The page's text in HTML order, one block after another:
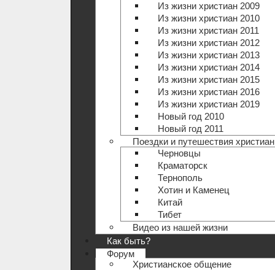
Из жизни христиан 2009
Из жизни христиан 2010
Из жизни христиан 2011
Из жизни христиан 2012
Из жизни христиан 2013
Из жизни христиан 2014
Из жизни христиан 2015
Из жизни христиан 2016
Из жизни христиан 2019
Новый год 2010
Новый год 2011
Поездки и путешествия христиан
Черновцы
Краматорск
Тернополь
Хотин и Каменец
Китай
Тибет
Видео из нашей жизни
Как быть?
Форум
Христианское общение